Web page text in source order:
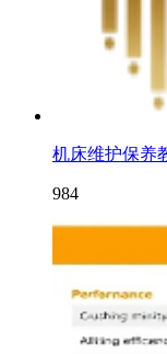
机床维护保养
984